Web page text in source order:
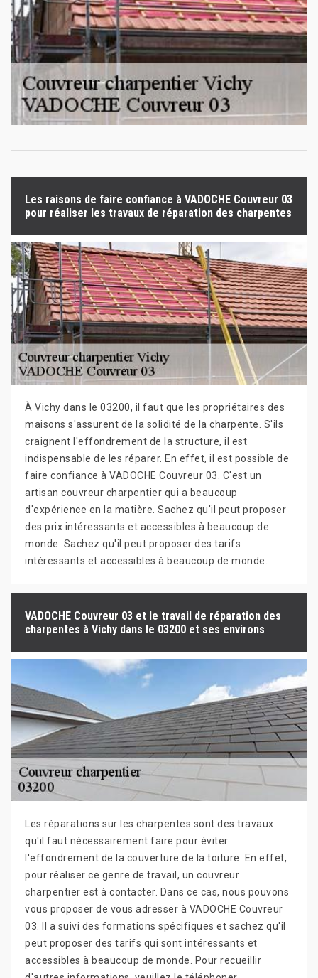
Les raisons de faire confiance à VADOCHE Couvreur 03
pour réaliser les travaux de réparation des charpentes
À Vichy dans le 03200, il faut que les propriétaires des
maisons s'assurent de la solidité de la charpente. S'ils
craignent l'effondrement de la structure, il est
indispensable de les réparer. En effet, il est possible de
faire confiance à VADOCHE Couvreur 03. C'est un
artisan couvreur charpentier qui a beaucoup
d'expérience en la matière. Sachez qu'il peut proposer
des prix intéressants et accessibles à beaucoup de
monde. Sachez qu'il peut proposer des tarifs
intéressants et accessibles à beaucoup de monde.
VADOCHE Couvreur 03 et le travail de réparation des
charpentes à Vichy dans le 03200 et ses environs
Les réparations sur les charpentes sont des travaux
qu'il faut nécessairement faire pour éviter
l'effondrement de la couverture de la toiture. En effet,
pour réaliser ce genre de travail, un couvreur
charpentier est à contacter. Dans ce cas, nous pouvons
vous proposer de vous adresser à VADOCHE Couvreur
03. Il a suivi des formations spécifiques et sachez qu'il
peut proposer des tarifs qui sont intéressants et
accessibles à beaucoup de monde. Pour recueillir